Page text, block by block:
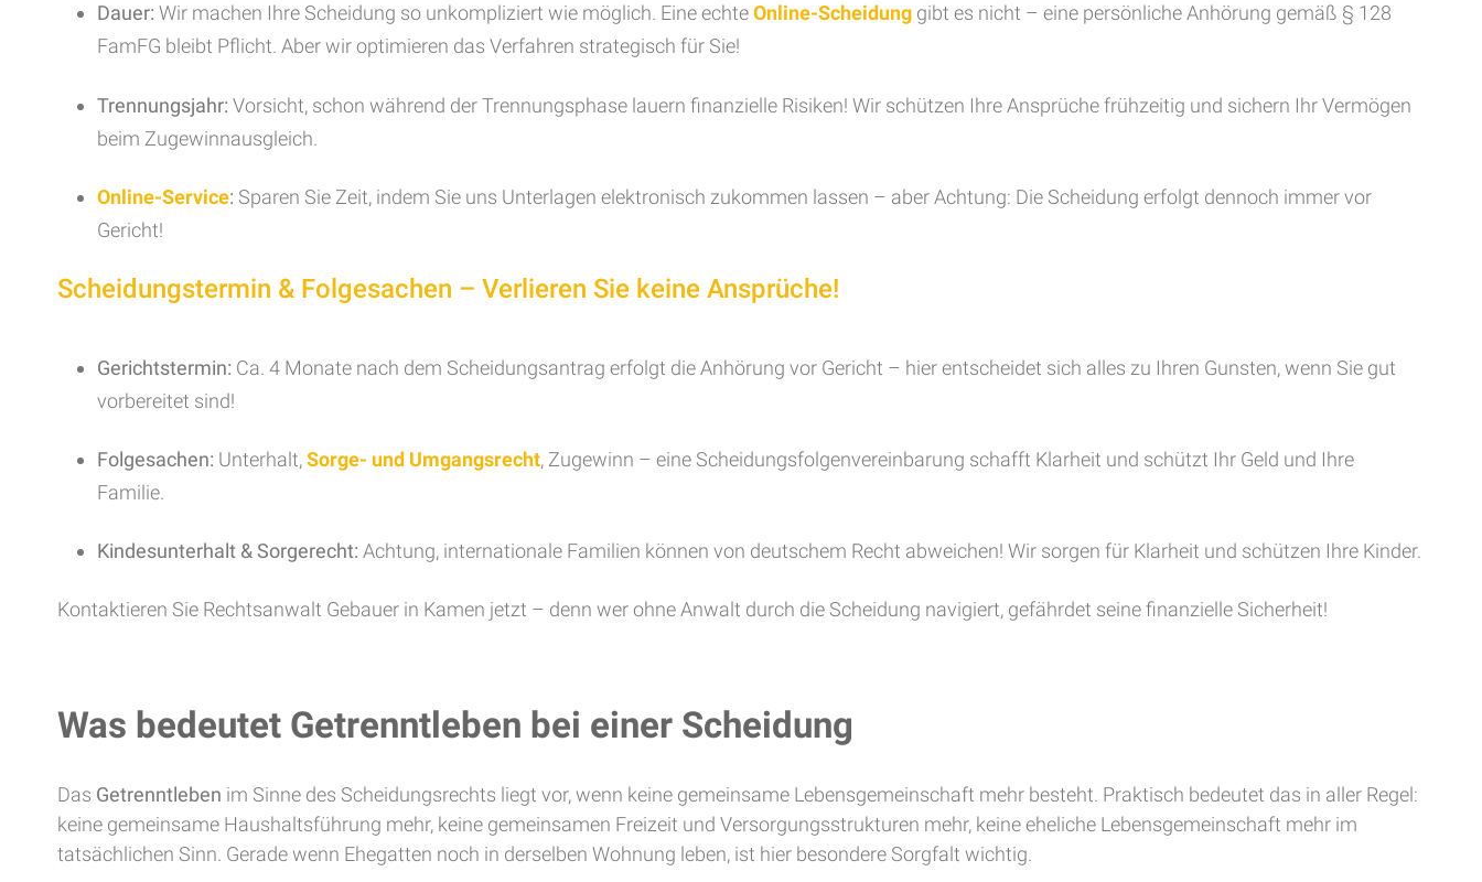
Dauer: Wir machen Ihre Scheidung so unkompliziert wie möglich. Eine echteOnline-Scheidung gibt es nicht – eine persönliche Anhörung gemäß § 128
FamFG bleibt Pflicht. Aber wir optimieren das Verfahren strategisch für Sie!
Trennungsjahr: Vorsicht, schon während der Trennungsphase lauern finanzielle Risiken! Wir schützen Ihre Ansprüche frühzeitig und sichern Ihr Vermögen
beim Zugewinnausgleich.
Online-Service: Sparen Sie Zeit, indem Sie uns Unterlagen elektronisch zukommen lassen – aber Achtung: Die Scheidung erfolgt dennoch immer vor
Gericht!
Scheidungstermin & Folgesachen – Verlieren Sie keine Ansprüche!
Gerichtstermin: Ca. 4 Monate nach dem Scheidungsantrag erfolgt die Anhörung vor Gericht – hier entscheidet sich alles zu Ihren Gunsten, wenn Sie gut
vorbereitet sind!
Folgesachen: Unterhalt,Sorge- und Umgangsrecht, Zugewinn – eine Scheidungsfolgenvereinbarung schafft Klarheit und schützt Ihr Geld und Ihre
Familie.
Kindesunterhalt & Sorgerecht: Achtung, internationale Familien können von deutschem Recht abweichen! Wir sorgen für Klarheit und schützen Ihre Kinder.
Kontaktieren Sie Rechtsanwalt Gebauer in Kamen jetzt – denn wer ohne Anwalt durch die Scheidung navigiert, gefährdet seine finanzielle Sicherheit!
Was bedeutet Getrenntleben bei einer Scheidung
Das Getrenntleben im Sinne des Scheidungsrechts liegt vor, wenn keine gemeinsame Lebensgemeinschaft mehr besteht. Praktisch bedeutet das in aller Regel:
keine gemeinsame Haushaltsführung mehr, keine gemeinsamen Freizeit und Versorgungsstrukturen mehr, keine eheliche Lebensgemeinschaft mehr im
tatsächlichen Sinn. Gerade wenn Ehegatten noch in derselben Wohnung leben, ist hier besondere Sorgfalt wichtig.